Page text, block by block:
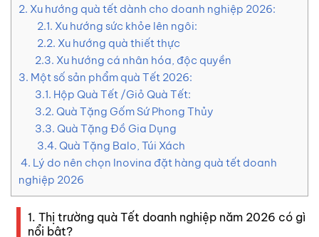
2. Xu hướng quà tết dành cho doanh nghiệp 2026:
2.1. Xu hướng sức khỏe lên ngôi:
2.2. Xu hướng quà thiết thực
2.3. Xu hướng cá nhân hóa, độc quyền
3. Một số sản phẩm quà Tết 2026:
3.1. Hộp Quà Tết /Giỏ Quà Tết:
3.2. Quà Tặng Gốm Sứ Phong Thủy
3.3. Quà Tặng Đồ Gia Dụng
3.4. Quà Tặng Balo, Túi Xách
4. Lý do nên chọn Inovina đặt hàng quà tết doanh
nghiệp 2026
1. Thị trường quà Tết doanh nghiệp năm 2026 có gì
nổi bật?